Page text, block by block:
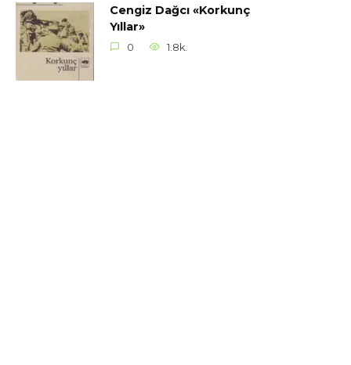
Cengiz Dağcı «Korkunç
Yıllar»
0 1.8k.